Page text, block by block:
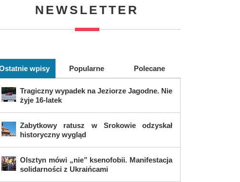
NEWSLETTER
wpisy Popularne Polecane
Tragiczny wypadek na Jeziorze Jagodne. Nie
żyje 16-latek
Zabytkowy ratusz w Srokowie odzyskał
historyczny wygląd
Olsztyn mówi „nie” ksenofobii. Manifestacja
solidarności z Ukraińcami